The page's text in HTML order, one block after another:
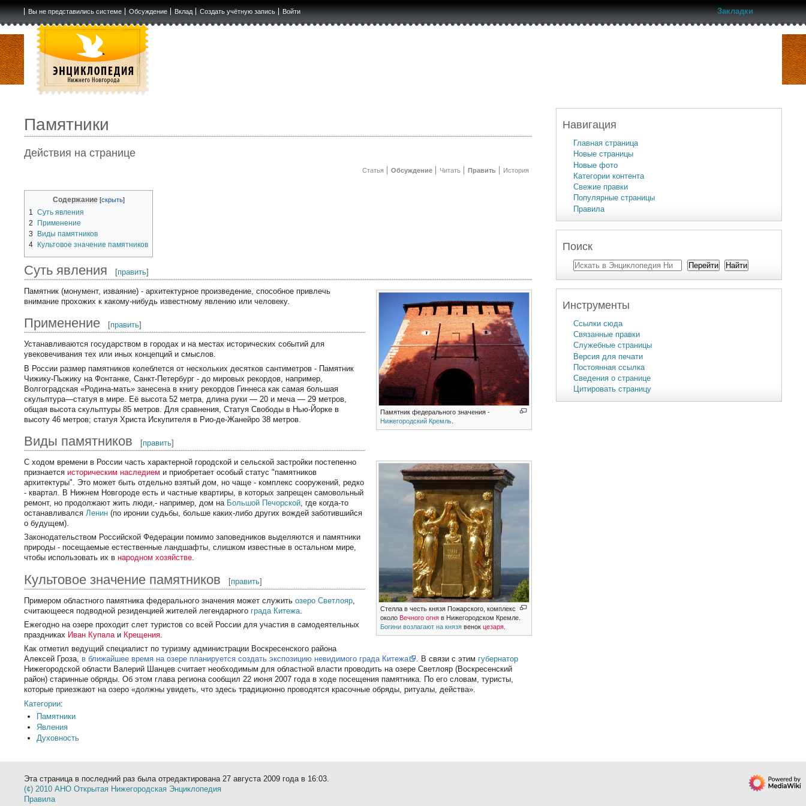
Вы не представились системе Обсуждение Вклад Создать учётную запись Войти Закладки
Памятники
Действия на странице
Статья Обсуждение Читать Править История
Содержание
1 Суть явления
2
Применение
3
Виды памятников
4
Культовое значение памятников
Суть явления [править]
Памятник федерального значения -
Нижегородский Кремль.
Памятник (монумент, изваяние) - архитектурное произведение, способное привлечь
внимание прохожих к какому-нибудь известному явлению или человеку.
Применение [править]
Устанавливаются государством в городах и на местах исторических событий для
увековечивания тех или иных концепций и смыслов.
В России размер памятников колеблется от нескольких десятков сантиметров - Памятник
Чижику-Пыжику на Фонтанке, Санкт-Петербург - до мировых рекордов, например,
Волгоградская «Родина-мать» занесена в книгу рекордов Гиннеса как самая большая
скульптура—статуя в мире. Её высота 52 метра, длина руки — 20 и меча — 29 метров,
общая высота скульптуры 85 метров. Для сравнения, Статуя Свободы в Нью-Йорке в
высоту 46 метров; статуя Христа Искупителя в Рио-де-Жанейро 38 метров.
Виды памятников [править]
Стелла в честь князя Пожарского, комплекс
около Вечного огня в Нижегородском Кремле.
Богини возлагают на князя венокцезаря
С ходом времени в России часть характерной городской и сельской застройки постепенно
признаетсяисторическим наследием и приобретает особый статус "памятников
архитектуры". Это может быть отдельно взятый дом, но чаще - комплекс сооружений, редко
- квартал. В Нижнем Новгороде есть и частные квартиры, в которых запрещен самовольный
ремонт, но продолжают жить люди,- например, дом на Большой Печорской, где когда-то
останавливалсяЛенин (по иронии судьбы, больше каких-либо других вождей заботившийся
о будущем).
Законодательством Российской Федерации помимо заповедников выделяются и памятники
природы - посещаемые естественные ландшафты, слишком известные в остальном мире,
чтобы использовать их внародном хозяйстве.
Культовое значение памятников [править]
Примером областного памятника федерального значения может служитьозеро Светлояр
считающееся подводной резиденцией жителей легендарного града Китежа
Ежегодно на озере проходит слет туристов со всей России для участия в самодеятельных
праздниках Иван Купалаи Крещения.
Как отметил ведущий специалист по туризму администрации Воскресенского района
Алексей Гроза, в ближайшее время на озере планируется создать экспозицию невидимого града Китежа . В связи с этим губернатор
Нижегородской области Валерий Шанцев считает необходимым для областной власти проводить на озере Светлояр (Воскресенский
район) старинные обряды. Об этом глава региона сообщил 22 июня 2007 года в ходе посещения памятника. По его словам, туристы,
которые приезжают на озеро «должны увидеть, что здесь традиционно проводятся красочные обряды, ритуалы, действа».
Категории:
Памятники
Явления
Духовность
Навигация
Главная страница
Новые страницы
Новые фото
Категории контента
Свежие правки
Популярные страницы
Правила
Поиск
Инструменты
Ссылки сюда
Связанные правки
Служебные страницы
Версия для печати
Постоянная ссылка
Сведения о странице
Цитировать страницу
Эта страница в последний раз была отредактирована 27 августа 2009 года в 16:03.
(¢) 2010 АНО Открытая Нижегородская Энциклопедия
Правила